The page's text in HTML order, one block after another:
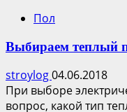
Пол
Выбираем теплый
stroylog04.06.2018
При выборе
вопрос, какой тип